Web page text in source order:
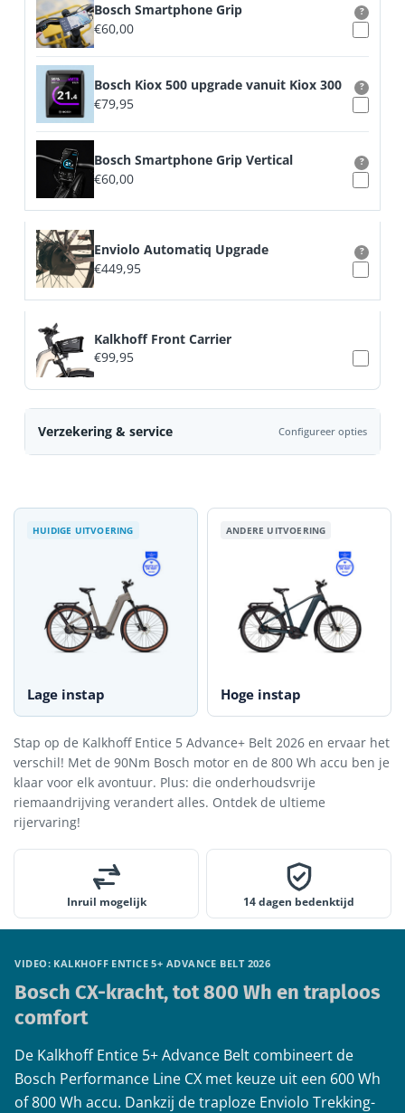
Bosch Smartphone Grip ?
€60,00
Bosch Kiox 500 upgrade vanuit Kiox 300 ?
€79,95
Bosch Smartphone Grip Vertical ?
€60,00
Enviolo Automatiq Upgrade ?
€449,95
Kalkhoff Front Carrier
€99,95
Verzekering & service Configureer opties
Hoge instap
Lage instap
Stap op de Kalkhoff Entice 5 Advance+ Belt 2026 en ervaar het
verschil! Met de 90Nm Bosch motor en de 800 Wh accu ben je
klaar voor elk avontuur. Plus: die onderhoudsvrije
riemaandrijving verandert alles. Ontdek de ultieme
rijervaring!
Inruil mogelijk 14 dagen bedenktijd
VIDEO: KALKHOFF ENTICE 5+ ADVANCE BELT 2026
Bosch CX-kracht, tot 800 Wh en traploos
comfort
De Kalkhoff Entice 5+ Advance Belt combineert de
Bosch Performance Line CX met keuze uit een 600 Wh
of 800 Wh accu. Dankzij de traploze Enviolo Trekking-